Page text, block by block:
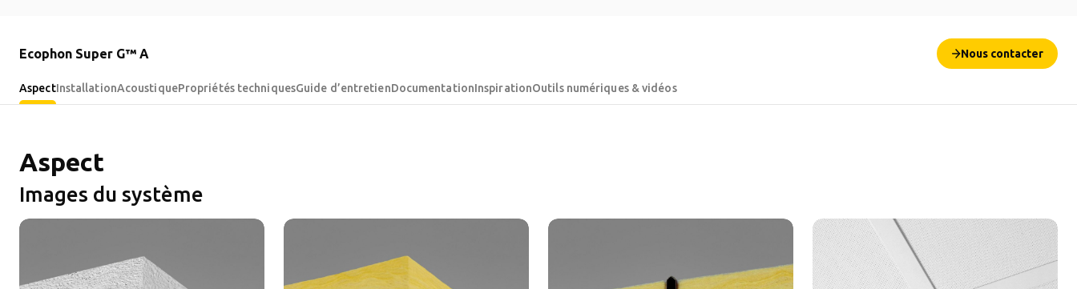
Ecophon Super G™ A Nous contacter
AspectInstallationAcoustiquePropriétés techniquesGuide d’entretienDocumentationInspirationOutils numériques & vidéos
Aspect
Images du système